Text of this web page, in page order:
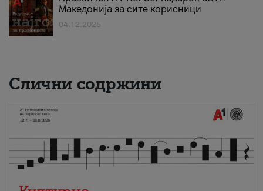
Македонија за сите корисници
04.12.2025
Слични содржини